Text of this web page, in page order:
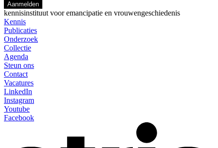
Aanmelden
kennisinstituut voor emancipatie en vrouwengeschiedenis
Kennis
Publicaties
Onderzoek
Collectie
Agenda
Steun ons
Contact
Vacatures
LinkedIn
Instagram
Youtube
Facebook